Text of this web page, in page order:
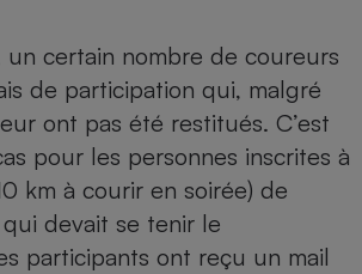
un certain nombre de coureurs
de participation qui, malgré
ont pas été restitués. C’est
pour les personnes inscrites à
km à courir en soirée) de
devait se tenir le
participants ont reçu un mail
bouteille
Banque
Lave-linge
Téléviseur
Antimoustique